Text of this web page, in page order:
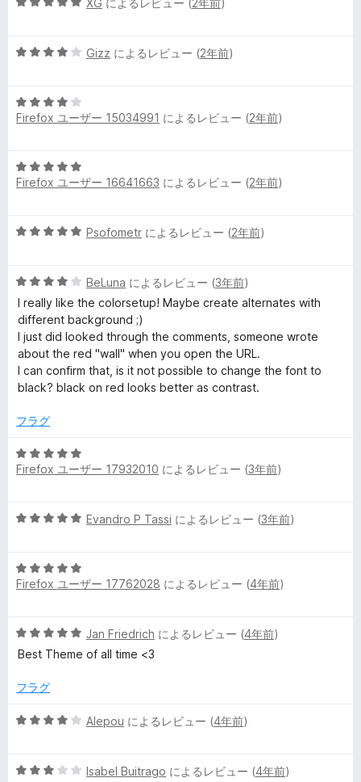
価
5
価
中
評
価
XG によるレビュー (2年前)
5
中
4
価
Gizz によるレビュー (2年前)
5
段
4
の
Firefox ユーザー 15034991 によるレビュー (2年前)
5
段
5
価
Firefox ユーザー 16641663 によるレビュー (2年前)
5
中
5
の
評
価
Psofometr によるレビュー (2年前)
5
段
階
中
4
の
評
BeLuna によるレビュー (3年前)
I really like the colorsetup! Maybe create alternates with
different background ;)
I just did looked through the comments, someone wrote
about the red "wall" when you open the URL.
I can confirm that, is it not possible to change the font to
black? black on red looks better as contrast.
フラグ
5
段
5
価
Firefox ユーザー 17932010 によるレビュー (3年前)
5
中
5
価
Evandro P Tassi によるレビュー (3年前)
5
段
5
の
価
Firefox ユーザー 17762028 によるレビュー (4年前)
5
段
中
の
Jan Friedrich によるレビュー (4年前)
Best Theme of all time <3
フラグ
5
中
Alepou によるレビュー (4年前)
5
Isabel Buitrago によるレビュー (4年前)